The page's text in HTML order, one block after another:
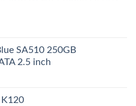
SA510 250GB
2.5 inch
K120